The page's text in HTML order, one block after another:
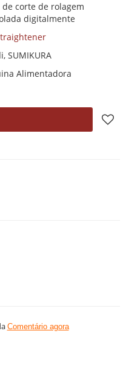
de corte de rolagem
digitalmente
SUMIKURA
Alimentadora
Comentário agora